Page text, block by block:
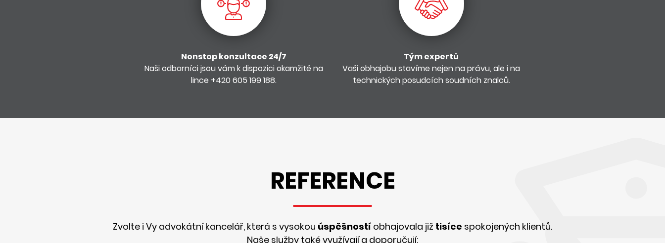
Nonstop konzultace 24/7
Naši odborníci jsou vám k dispozici okamžitě na
lince +420 605 199 188.
Tým expertů
Vaši obhajobu stavíme nejen na právu, ale i na
technických posudcích soudních znalců.
REFERENCE
Zvolte i Vy advokátní kancelář, která s vysokou úspěšností obhajovala již tisíce spokojených klientů.
Naše služby také využívají a doporučují: